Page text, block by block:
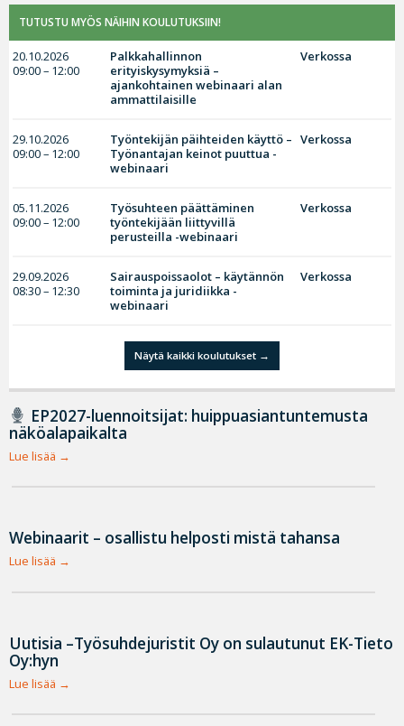
TUTUSTU MYÖS NÄIHIN KOULUTUKSIIN!
20.10.2026
09:00 – 12:00
Palkkahallinnon
erityiskysymyksiä –
ajankohtainen webinaari alan
ammattilaisille
Verkossa
29.10.2026
09:00 – 12:00
Työntekijän päihteiden käyttö –
Työnantajan keinot puuttua -
webinaari
Verkossa
05.11.2026
09:00 – 12:00
Työsuhteen päättäminen
työntekijään liittyvillä
perusteilla -webinaari
Verkossa
29.09.2026
08:30 – 12:30
Sairauspoissaolot – käytännön
toiminta ja juridiikka -
webinaari
Verkossa
Näytä kaikki koulutukset
EP2027-luennoitsijat: huippuasiantuntemusta
näköalapaikalta
Lue lisää
Webinaarit – osallistu helposti mistä tahansa
Lue lisää
Uutisia –Työsuhdejuristit Oy on sulautunut EK-Tieto
Oy:hyn
Lue lisää